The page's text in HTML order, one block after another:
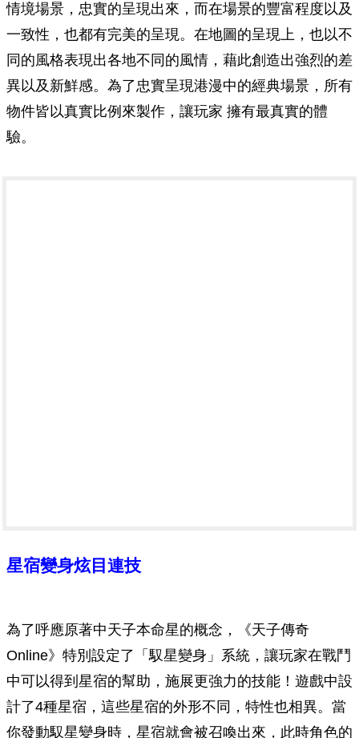
情境場景，忠實的呈現出來，而在場景的豐富程度以及
一致性，也都有完美的呈現。在地圖的呈現上，也以不
同的風格表現出各地不同的風情，藉此創造出強烈的差
異以及新鮮感。為了忠實呈現港漫中的經典場景，所有
物件皆以真實比例來製作，讓玩家 擁有最真實的體
驗。
星宿變身炫目連技
為了呼應原著中天子本命星的概念，《天子傳奇
Online》特別設定了「馭星變身」系統，讓玩家在戰鬥
中可以得到星宿的幫助，施展更強力的技能！遊戲中設
計了4種星宿，這些星宿的外形不同，特性也相異。當
你發動馭星變身時，星宿就會被召喚出來，此時角色的